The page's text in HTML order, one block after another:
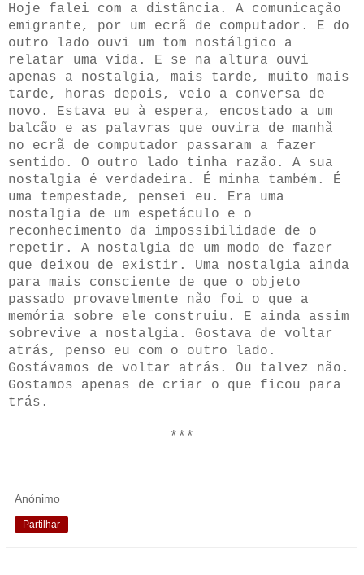
Hoje falei com a distância. A comunicação
emigrante, por um ecrã de computador. E do
outro lado ouvi um tom nostálgico a
relatar uma vida. E se na altura ouvi
apenas a nostalgia, mais tarde, muito mais
tarde, horas depois, veio a conversa de
novo. Estava eu à espera, encostado a um
balcão e as palavras que ouvira de manhã
no ecrã de computador passaram a fazer
sentido. O outro lado tinha razão. A sua
nostalgia é verdadeira. É minha também. É
uma tempestade, pensei eu. Era uma
nostalgia de um espetáculo e o
reconhecimento da impossibilidade de o
repetir. A nostalgia de um modo de fazer
que deixou de existir. Uma nostalgia ainda
para mais consciente de que o objeto
passado provavelmente não foi o que a
memória sobre ele construiu. E ainda assim
sobrevive a nostalgia. Gostava de voltar
atrás, penso eu com o outro lado.
Gostávamos de voltar atrás. Ou talvez não.
Gostamos apenas de criar o que ficou para
trás.
***
Anónimo
Partilhar